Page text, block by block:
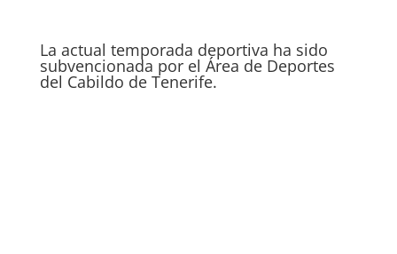
La actual temporada deportiva ha sido
subvencionada por el Área de Deportes
del Cabildo de Tenerife.